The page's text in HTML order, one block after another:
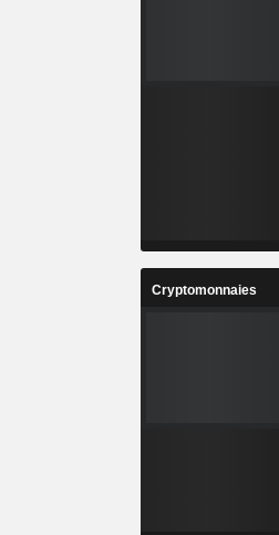
Cryptomonnaies